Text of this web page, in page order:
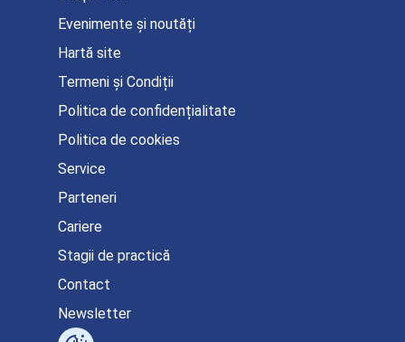
Evenimente și noutăți
Hartă site
Termeni și Condiții
Politica de confidențialitate
Politica de cookies
Service
Parteneri
Cariere
Stagii de practică
Contact
Newsletter